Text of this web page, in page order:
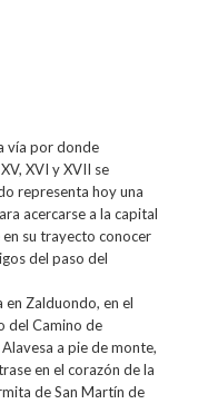
vía por donde
XVI y XVII se
representa hoy una
acercarse a la capital
su trayecto conocer
del paso del
Zalduondo, en el
del Camino de
a pie de monte,
en el corazón de la
de San Martín de